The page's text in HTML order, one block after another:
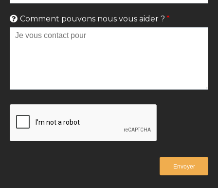
Comment pouvons nous vous aider ? *
Envoyer